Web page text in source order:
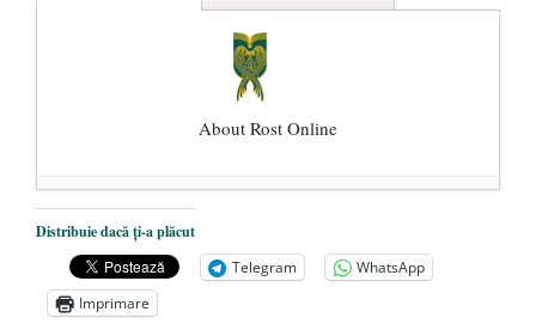
About Rost Online
Dezvăluiri cutremurătoare despre
președintele Ucrainei, Volodymyr
Zelensky
- 13 mai 2026
Statul care servește Națiunea
Distribuie dacă ți-a plăcut
Telegram
WhatsApp
Imprimare